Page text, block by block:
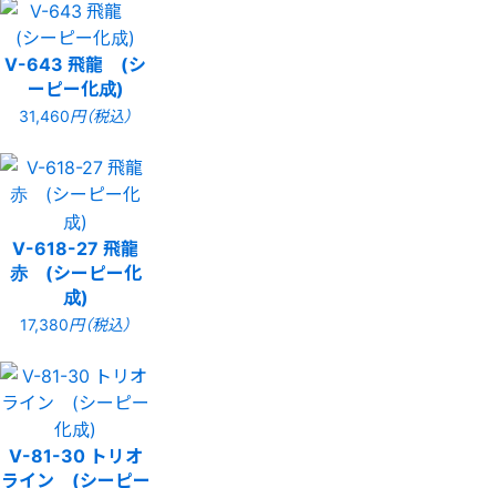
V-643 飛龍 (シ
ーピー化成)
31,460円（税込）
V-618-27 飛龍
赤 (シーピー化
成)
17,380円（税込）
V-81-30 トリオ
ライン (シーピー